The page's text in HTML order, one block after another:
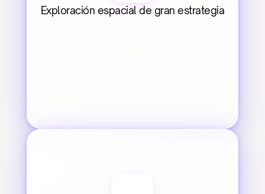
Exploración espacial de gran estrategia